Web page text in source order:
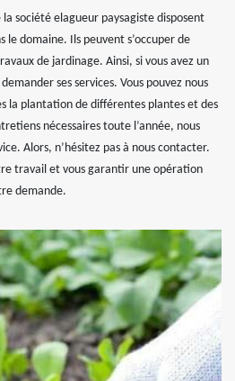
la société elagueur paysagiste disposent
le domaine. Ils peuvent s’occuper de
de jardinage. Ainsi, si vous avez un
ses services. Vous pouvez nous
la plantation de différentes plantes et des
nécessaires toute l’année, nous
Alors, n’hésitez pas à nous contacter.
travail et vous garantir une opération
demande.